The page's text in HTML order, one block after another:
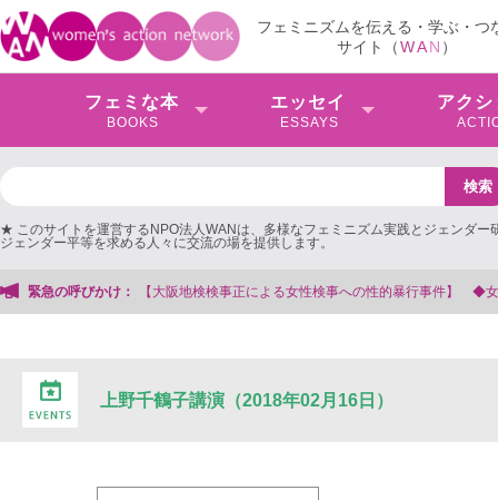
フェミニズムを伝える・学ぶ・つ
サイト（WAN ）
フェミな本
BOOKS
エッセイ
ESSAYS
アクシ
★ このサイトを運営するNPO法人WANは、多様なフェミニズム実践とジェンダー
ジェンダー平等を求める人々に交流の場を提供します。
緊急の呼びかけ：
阪地検検事正による女性検事への性的暴行事件】 ◆女性検事を支援する会事務
上野千鶴子講演（2018年02月16日）